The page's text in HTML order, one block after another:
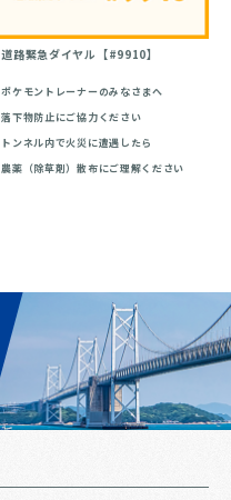
道路緊急ダイヤル【#9910】
ポケモントレーナーのみなさまへ
落下物防止にご協力ください
トンネル内で火災に遭遇したら
農薬（除草剤）散布にご理解ください